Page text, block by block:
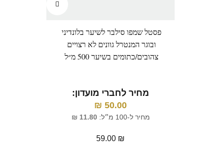
פסטל שמפו סילבר לשיער בלונדיני
ובוגר המנטרל גוונים לא רצויים
צהובים/כתומים בשיער 500 מ״ל
מחיר לחברי מועדון:
50.00
₪
מחיר ל-100 מ״ל: 11.80
₪
59.00 ₪